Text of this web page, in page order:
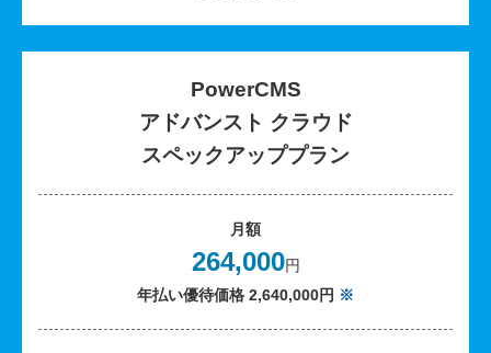
PowerCMS
アドバンスト クラウド
スペックアッププラン
月額
264,000円
年払い優待価格 2,640,000円 ※